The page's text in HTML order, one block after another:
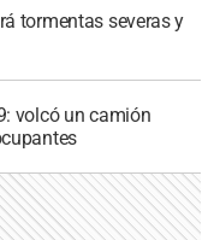
tormentas severas y
volcó un camión